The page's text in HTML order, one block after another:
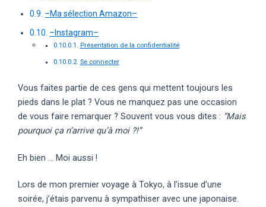
–Ma sélection Amazon–
–Instagram–
Présentation de la confidentialité
Se connecter
Vous faites partie de ces gens qui mettent toujours les
pieds dans le plat ? Vous ne manquez pas une occasion
de vous faire remarquer ? Souvent vous vous dites : “Mais
pourquoi ça n’arrive qu’à moi ?!”
Eh bien … Moi aussi !
Lors de mon premier voyage à Tokyo, à l’issue d’une
soirée, j’étais parvenu à sympathiser avec une japonaise.